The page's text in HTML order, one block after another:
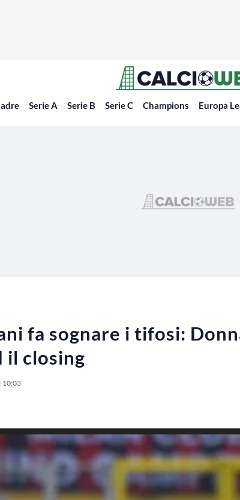
Serie A Serie B Serie C Champions Europa
fa sognare i tifosi:
il closing
10:03